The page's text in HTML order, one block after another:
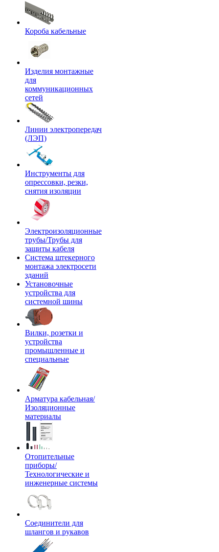
Короба кабельные
Изделия монтажные
для
коммуникационных
сетей
Линии электропередач
(ЛЭП)
Инструменты для
опрессовки, резки,
снятия изоляции
Электроизоляционные
трубы/Трубы для
защиты кабеля
Система штекерного
монтажа электросети
зданий
Установочные
устройства для
системной шины
Вилки, розетки и
устройства
промышленные и
специальные
Арматура кабельная/
Изоляционные
материалы
Отопительные
приборы/
Технологические и
инженерные системы
Соединители для
шлангов и рукавов